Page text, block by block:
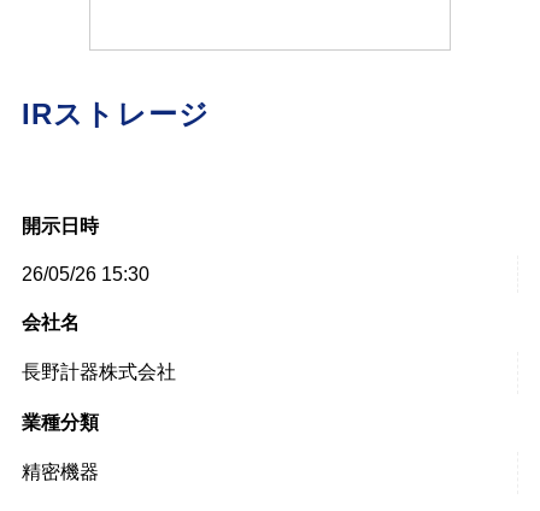
IRストレージ
開示日時
26/05/26 15:30
会社名
長野計器株式会社
業種分類
精密機器